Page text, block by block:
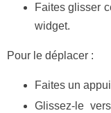
Faites glisser
widget.
Pour le déplacer :
Faites un
Glissez-le